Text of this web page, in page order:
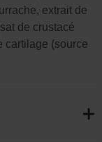
extrait de
de crustacé
cartilage (source